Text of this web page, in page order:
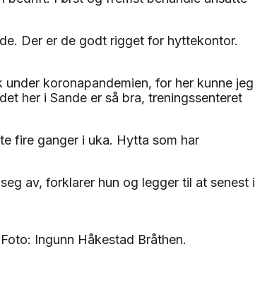
Der er de godt rigget for hyttekontor.
koronapandemien, for her kunne jeg
her i Sande er så bra, treningssenteret
fire ganger i uka. Hytta som har
av, forklarer hun og legger til at senest i
Ingunn Håkestad Bråthen.